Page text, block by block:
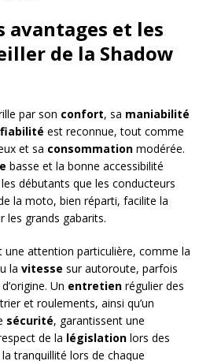
avantages et les
de la Shadow
par son confort, sa maniabilité
fiabilité est reconnue, tout comme
et sa consommation modérée.
basse et la bonne accessibilité
débutants que les conducteurs
la moto, bien réparti, facilite la
les grands gabarits.
une attention particulière, comme la
la vitesse sur autoroute, parfois
d’origine. Un entretien régulier des
et roulements, ainsi qu’un
sécurité, garantissent une
de la législation lors des
tranquillité lors de chaque